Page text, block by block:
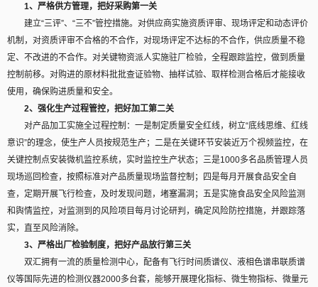
1、严格供方管理，把好采购第一关
建立“三评”、“三不”管控措施。对供应商实施资质评审、现场评定和动态评价
机制，对资质评审不合格的不合作，对现场评定不达标的不合作，供应质量不稳
定、不改进的不合作。对关键物资派人实施驻厂检验，全程跟踪监控，做到质量
控制前移。对购进的原材料批批查证验物、抽样试验、取样检测合格后才能接收
使用，确保购进质量和安全。
2、强化生产过程管控，把好加工第二关
对产品加工实施全过程控制：一是制定质量安全红线，树立“底线思维、红线
意识”的理念，使生产人员按规范生产；二是在关键环节安装近万个视频监控，在
关键控制点安装微机监控系统，实时监控生产状态；三是1000多名品质管理人员
现场巡回检查，按照标准对产品质量现场监督控制；四是每月开展食品安全自
查，定期开展飞行检查，及时发现问题，堵塞漏洞；五是实施食品安全风险监测
和舆情监控，对监测到的风险项目每月讨论研判，确定风险防控措施，并跟踪落
实，直至风险消除。
3、严格出厂检验制度，把好产品放行第三关
双汇拥有一流的质量检测中心，配备有飞行时间质谱仪、液相色谱串联质谱
仪等国际先进的检测仪器2000多台套，能够开展理化指标、微生物指标、微量元